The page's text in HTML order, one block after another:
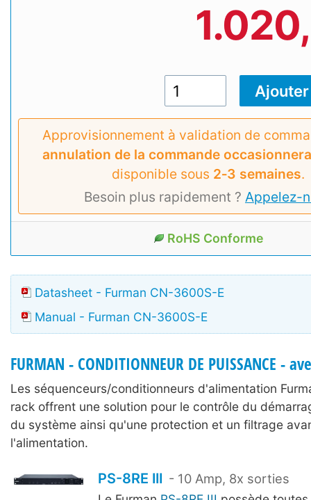
Approvisionnement à validation de
annulation de la commande
disponible sous 2‑3 semaines.
Besoin plus rapidement ? Appelez-
RoHS Conforme
Datasheet - Furman CN-3600S-E
Manual - Furman CN-3600S-E
FURMAN - CONDITIONNEUR DE PUISSANCE -
Les séquenceurs/conditionneurs d'alimentation
rack offrent une solution pour le contrôle du
du système ainsi qu'une protection et un filtrage
l'alimentation.
PS-8RE III - 10 Amp, 8x sorties